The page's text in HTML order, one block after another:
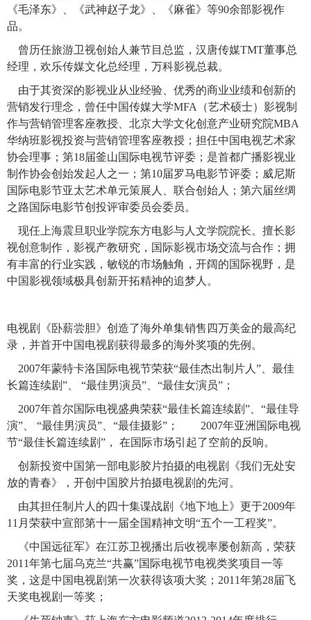
《毛泽东》、《武神赵子龙》、《麻雀》等90余部影视作
品。
曾历任旅游卫视创始人兼节目总监，汉唐传媒TMT董事总
经理，欢乐传媒文化总经理，万科影视总裁。
由于其资深的影视业从业经验、优秀的商业业绩和创新的
营销发行理念，曾任中国传媒大学MFA（艺术硕士）影视制
作与营销管理客座教授、北京大学文化创意产业研究院MBA
华纳班影视投资与营销管理客座教授；担任中国电视艺术家
协会理事；第18届釜山国际电视节评委；是首都广播影视业
制作协会创始发起人之一；第10届罗马电影节评委；威尼斯
国际电影节亚太艺术单元策展人、联合创始人；第六届丝绸
之路国际电影节创投评审委员会委员。
现任上海震旦职业学院东方电影与人文学院院长。擅长影
视创意制作，影视产教研究，国际影视市场交流与合作；拥
有丰富的行业实践，敏锐的市场触角，开阔的国际视野，是
中国影视领域极具创新开拓精神的追梦人。
电视剧《卧薪尝胆》创造了海外单集销售四万美金的最高纪
录，并首开中国电视剧获得最多的海外奖项的先例。
2007年蒙特卡洛国际电视节荣获“最佳杰出制片人”、最佳
长篇连续剧”、 “最佳男演员”、“最佳女演员”；
2007年首尔国际电视盛典荣获“最佳长篇连续剧”、“最佳导
演”、 “最佳男演员”、“最佳摄影”； 2007年亚洲国际电视
节“最佳长篇连续剧”， 在国际市场引起了空前的反响。
创新投资中国第一部电影胶片拍摄的电视剧《我们无处安
放的青春》，开创中国胶片拍摄电视剧的先河。
由其担任制片人的四十集谍战剧《地下地上》更于2009年
11月荣获中宣部第十一届全国精神文明“五个一工程奖”。
《中国远征军》在江苏卫视播出后收视率屡创新高，荣获
2011年第七届乌克兰“共赢”国际电视节电视类奖项目一等
奖，这是中国电视剧第一次获得该项大奖；2011年第28届飞
天奖电视剧一等奖；